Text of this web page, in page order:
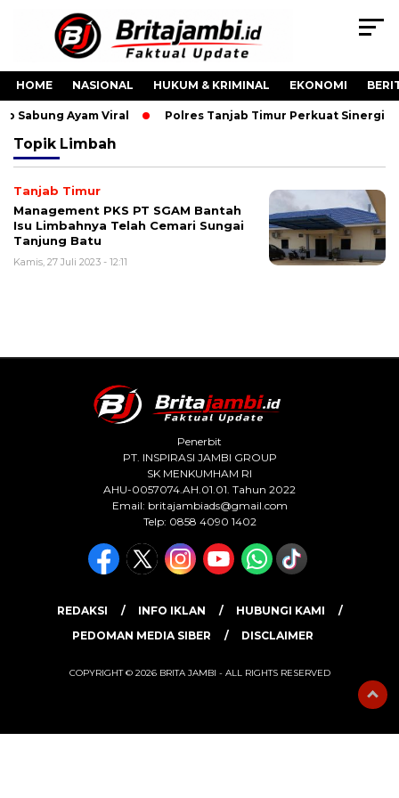
HOME NASIONAL HUKUM & KRIMINAL EKONOMI
Sabung Ayam Viral Polres Tanjab Timur Perkuat Sinergi
Topik Limbah
Tanjab Timur
Management PKS PT SGAM Bantah
Isu Limbahnya Telah Cemari Sungai
Tanjung Batu
Kamis, 27 Juli 2023 - 12:11
Penerbit
PT. INSPIRASI JAMBI GROUP
SK MENKUMHAM RI
AHU-0057074.AH.01.01. Tahun 2022
Email: britajambiads@gmail.com
Telp: 0858 4090 1402
REDAKSI INFO IKLAN
HUBUNGI KAMI
PEDOMAN MEDIA SIBER
DISCLAIMER
COPYRIGHT © 2026 BRITA JAMBI - ALL RIGHTS RESERVED